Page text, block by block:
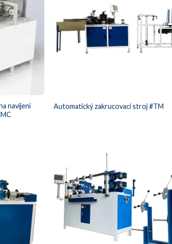
navíjení
Automatický zakrucovací stroj #TM